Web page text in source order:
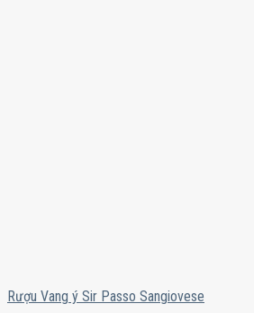
Rượu Vang ý Sir Passo Sangiovese